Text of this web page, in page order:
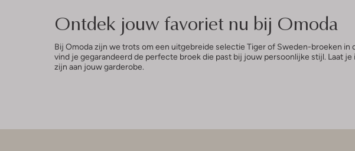
Ontdek jouw favoriet nu bij Omoda
Bij Omoda zijn we trots om een uitgebreide selectie Tiger of Sweden-broeken
vind je gegarandeerd de perfecte broek die past bij jouw persoonlijke stijl. Laat
zijn aan jouw garderobe.